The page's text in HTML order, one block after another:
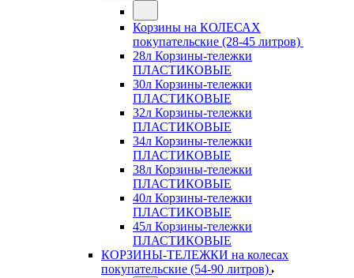
Корзины на КОЛЕСАХ
покупательские (28-45 литров)
28л Корзины-тележки
ПЛАСТИКОВЫЕ
30л Корзины-тележки
ПЛАСТИКОВЫЕ
32л Корзины-тележки
ПЛАСТИКОВЫЕ
34л Корзины-тележки
ПЛАСТИКОВЫЕ
38л Корзины-тележки
ПЛАСТИКОВЫЕ
40л Корзины-тележки
ПЛАСТИКОВЫЕ
45л Корзины-тележки
ПЛАСТИКОВЫЕ
КОРЗИНЫ-ТЕЛЕЖКИ на колесах
покупательские (54-90 литров)